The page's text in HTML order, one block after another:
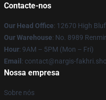
Contacte-nos
Our Head Office: 12670 High
Our Warehouse: No. 8989
Hour: 9AM – 5PM (Mon – Fri)
Email : contact@nargis-
Nossa empresa
Sobre nós